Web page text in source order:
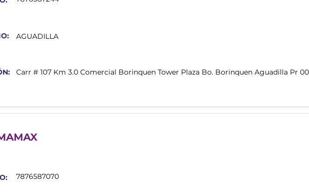
AGUADILLA
Carr # 107 Km 3.0 Comercial Borinquen Tower Plaza Bo. Borinquen Aguadilla Pr
7876587070